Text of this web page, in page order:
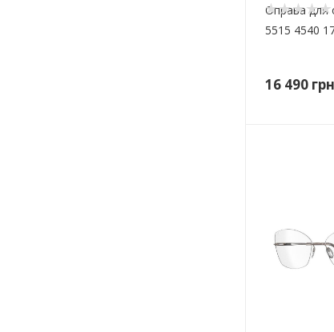
Оправа для
5515 4540
16 490